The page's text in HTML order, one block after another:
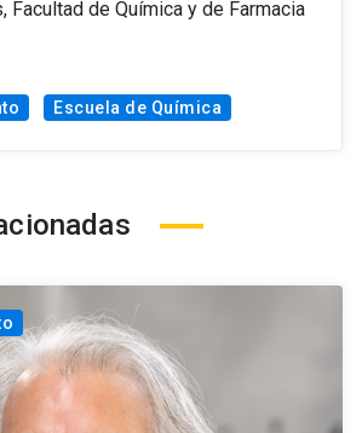
Facultad de Química y de Farmacia
Escuela de Química